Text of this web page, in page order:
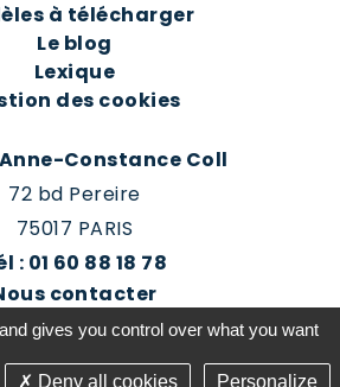
à télécharger
Le blog
Lexique
des cookies
Constance Coll
72 bd Pereire
75017 PARIS
: 01 60 88 18 78
contacter
rendez-vous
gives you control over what you want
Deny all cookies Personalize